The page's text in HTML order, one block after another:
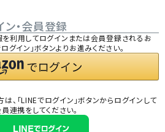
・会員登録
利用してログインまたは会員登録されるお
グイン」ボタンよりお進みください。
、「LINEでログイン」ボタンからログインして
員連携をしてください。